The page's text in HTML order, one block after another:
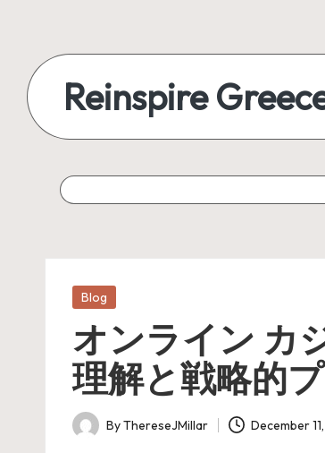
Reinspire
Posted
Blog
オンライン カ
理解と戦略的
Posted
ByThereseJMillar December